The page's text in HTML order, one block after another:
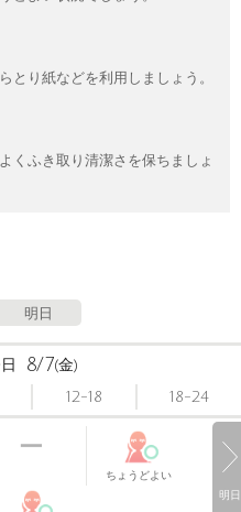
とり紙などを利用しましょう。
くふき取り清潔さを保ちましょ
明日
明日
8/7(金)
12-18 18-24
ちょうどよい